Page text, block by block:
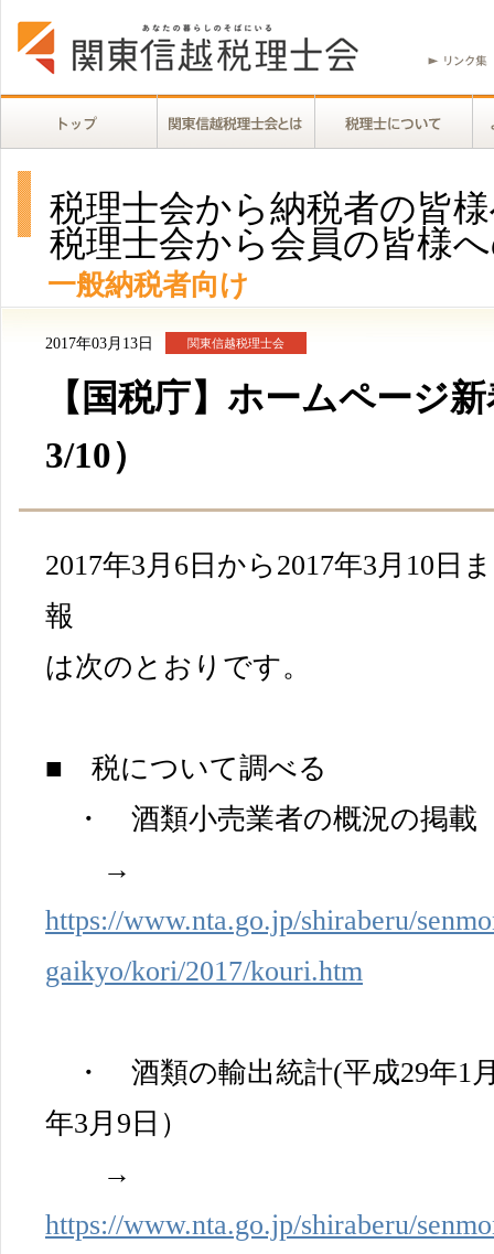
税理士会から納税者の皆
税理士会から会員の皆様
一般納税者向け
2017年03月13日 関東信越税理士会
【国税庁】ホームページ
3/10）
2017年3月6日から2017年3月10日
報
は次のとおりです。
■ 税について調べる
・ 酒類小売業者の概況の掲載
→
https://www.nta.go.jp/shiraberu/
gaikyo/kori/2017/kouri.htm
・ 酒類の輸出統計(平成29年1
年3月9日）
→
https://www.nta.go.jp/shiraberu/